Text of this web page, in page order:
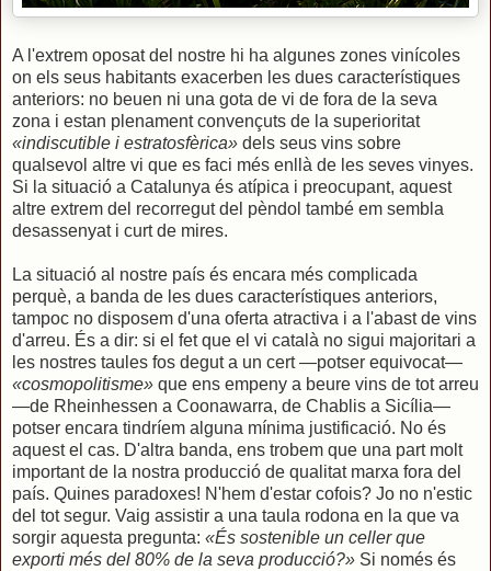
A l'extrem oposat del nostre hi ha algunes zones vinícoles
on els seus habitants exacerben les dues característiques
anteriors: no beuen ni una gota de vi de fora de la seva
zona i estan plenament convençuts de la superioritat
«indiscutible i estratosfèrica» dels seus vins sobre
qualsevol altre vi que es faci més enllà de les seves vinyes.
Si la situació a Catalunya és atípica i preocupant, aquest
altre extrem del recorregut del pèndol també em sembla
desassenyat i curt de mires.
La situació al nostre país és encara més complicada
perquè, a banda de les dues característiques anteriors,
tampoc no disposem d'una oferta atractiva i a l'abast de vins
d'arreu. És a dir: si el fet que el vi català no sigui majoritari a
les nostres taules fos degut a un cert —potser equivocat—
«cosmopolitisme» que ens empeny a beure vins de tot arreu
—de Rheinhessen a Coonawarra, de Chablis a Sicília—
potser encara tindríem alguna mínima justificació. No és
aquest el cas. D'altra banda, ens trobem que una part molt
important de la nostra producció de qualitat marxa fora del
país. Quines paradoxes! N'hem d'estar cofois? Jo no n'estic
del tot segur. Vaig assistir a una taula rodona en la que va
sorgir aquesta pregunta: «És sostenible un celler que
exporti més del 80% de la seva producció?» Si només és